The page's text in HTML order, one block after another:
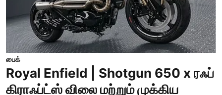
பைக்
Royal Enfield | Shotgun 650 x ரஃப்
கிராஃப்ட்ஸ் விலை மற்றும் முக்கிய